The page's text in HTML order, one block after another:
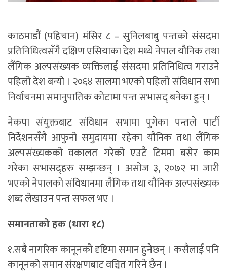
काठमाडौं (पहिचान) मंसिर ८ – सुनिलबाबु पन्तको संसदमा
प्रतिनिधित्वसँगै दक्षिण एसियाका देश मध्ये नेपाल यौनिक तथा
लैंगिक अल्पसंख्यक व्यक्तिलाई संसदमा प्रतिनिधित्व गराउने
पहिलो देश बन्यो । २०६४ सालमा भएको पहिलो संविधान सभा
निर्वाचनमा समानुपातिक कोटामा पन्त सभासद् बनेका हुन् ।
नेकपा संयुक्तबाट संविधान सभामा पुगेका पन्तले पार्टी
निर्देशनसँगै आफुनो समुदायमा रहेका यौनिक तथा लैंगिक
अल्पसंख्यकको वकालत गरेको एउटै टिममा बसेर काम
गरेका सभासद्हरु सम्झन्छन् । असोज ३, २०७२ मा जारी
भएको नेपालको संविधानमा लैंगिक तथा यौनिक अल्पसंख्यक
शब्द लेखाउन पन्त सफल भए ।
समानताको हक (धारा १८)
१.सबै नागरिक कानूनको दृष्टिमा समान हुनेछन् । कसैलाई पनि
कानूनको समान संरक्षणबाट वञ्चित गरिने छैन ।